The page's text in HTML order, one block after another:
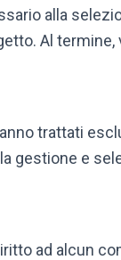
alla
Al termine,
trattati
gestione e
ad alcun